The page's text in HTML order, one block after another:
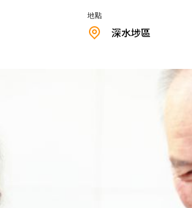
地點
深水埗區